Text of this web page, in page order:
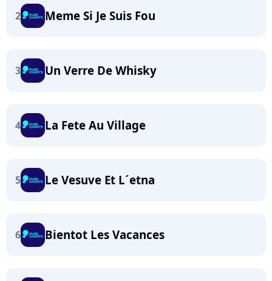
2 Meme Si Je Suis Fou
3 Un Verre De Whisky
4 La Fete Au Village
5 Le Vesuve Et L´etna
6 Bientot Les Vacances